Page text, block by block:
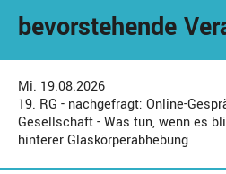
bevorstehende
Mi. 19.08.2026
19. RG - nachgefragt: Online-
Gesellschaft - Was tun, wenn es
hinterer Glaskörperabhebung